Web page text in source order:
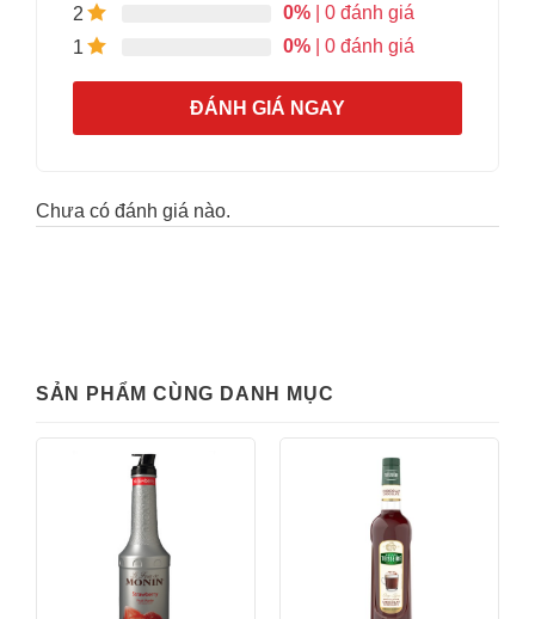
2
0% | 0 đánh giá
1
0% | 0 đánh giá
ĐÁNH GIÁ NGAY
Chưa có đánh giá nào.
SẢN PHẨM CÙNG DANH MỤC